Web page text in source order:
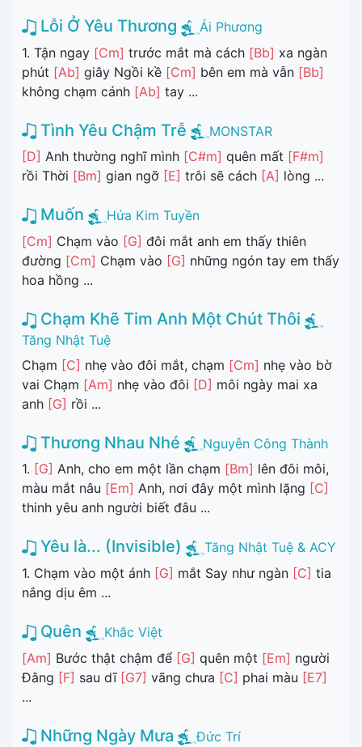
Lỗi Ở Yêu Thương
Ái Phương
1. Tận ngay [Cm] trước mắt mà cách [Bb] xa ngàn
phút [Ab] giây Ngồi kề [Cm] bên em mà vẫn [Bb]
không chạm cánh [Ab] tay ...
Tình Yêu Chậm Trễ
MONSTAR
[D] Anh thường nghĩ mình [C#m] quên mất [F#m]
rồi Thời [Bm] gian ngỡ [E] trôi sẽ cách [A] lòng ...
Muốn
Hứa Kim Tuyền
[Cm] Chạm vào [G] đôi mắt anh em thấy thiên
đường [Cm] Chạm vào [G] những ngón tay em thấy
hoa hồng ...
Chạm Khẽ Tim Anh Một Chút Thôi
Tăng Nhật Tuệ
Chạm [C] nhẹ vào đôi mắt, chạm [Cm] nhẹ vào bờ
vai Chạm [Am] nhẹ vào đôi [D] môi ngày mai xa
anh [G] rồi ...
Thương Nhau Nhé
Nguyễn Công Thành
1. [G] Anh, cho em một lần chạm [Bm] lên đôi môi,
màu mắt nâu [Em] Anh, nơi đây một mình lặng [C]
thinh yêu anh người biết đâu ...
Yêu là... (Invisible)
Tăng Nhật Tuệ & ACY
1. Chạm vào một ánh [G] mắt Say như ngàn [C] tia
nắng dịu êm ...
Quên
Khắc Việt
[Am] Bước thật chậm để [G] quên một [Em] người
Đằng [F] sau dĩ [G7] vãng chưa [C] phai màu [E7]
...
Những Ngày Mưa
Đức Trí